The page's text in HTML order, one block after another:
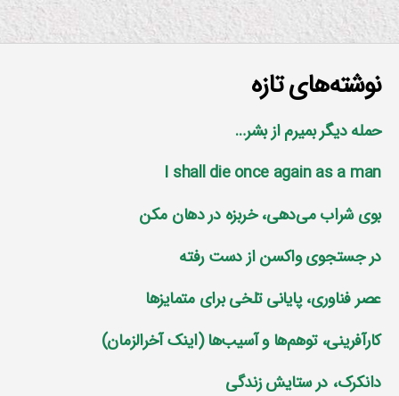
نوشته‌های تازه
حمله دیگر بمیرم از بشر…
I shall die once again as a man
بوی شراب می‌دهی، خربزه در دهان مکن
در جستجوی واکسن از دست رفته
عصر فناوری، پایانی تلخی برای متمایز‌ها
کارآفرینی، توهم‌ها و آسیب‌ها (اینک آخرالزمان)
دانکرک، در ستایش زندگی